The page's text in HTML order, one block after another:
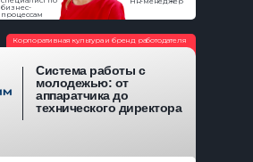
Система работы с
молодежью: от
аппаратчика до
технического директора
Корпоративная культура и бренд работодателя
бизнес-
процессам